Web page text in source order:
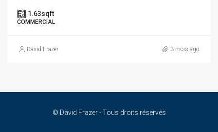
1.63sqft
COMMERCIAL
David Frazer 3 mois ago
© David Frazer - Tous droits réservés